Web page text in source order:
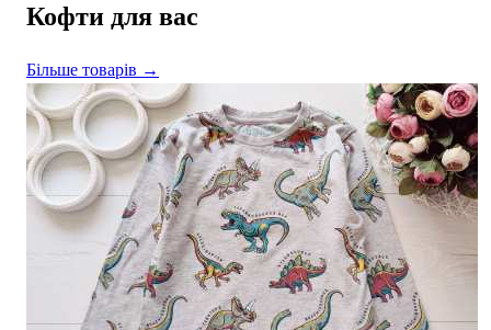
Кофти для вас
Більше товарів →